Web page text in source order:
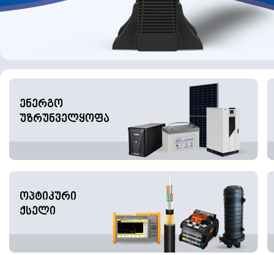
ენერგო
უზრუნველყოფა
ოპტიკური
ქსელი